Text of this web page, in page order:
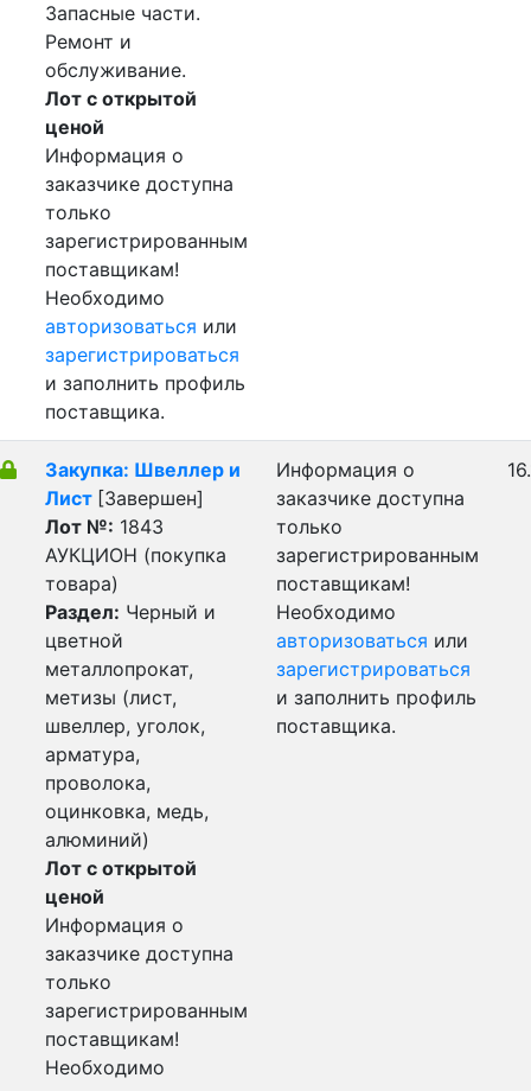
Запасные части.
Ремонт и
обслуживание.
Лот с открытой
ценой
Информация о
заказчике доступна
только
зарегистрированным
поставщикам!
Необходимо
авторизоваться или
зарегистрироваться
и заполнить профиль
поставщика.
Закупка: Швеллер и
Лист [Завершен]
Лот №: 1843
АУКЦИОН (покупка
товара)
Раздел: Черный и
цветной
металлопрокат,
метизы (лист,
швеллер, уголок,
арматура,
проволока,
оцинковка, медь,
алюминий)
Лот с открытой
ценой
Информация о
заказчике доступна
только
зарегистрированным
поставщикам!
Необходимо
Информация о
заказчике доступна
только
зарегистрированным
поставщикам!
Необходимо
авторизоваться или
зарегистрироваться
и заполнить профиль
поставщика.